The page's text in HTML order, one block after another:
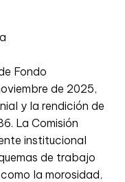
Fondo
de 2025,
y la rendición de
La Comisión
institucional
de trabajo
la morosidad,